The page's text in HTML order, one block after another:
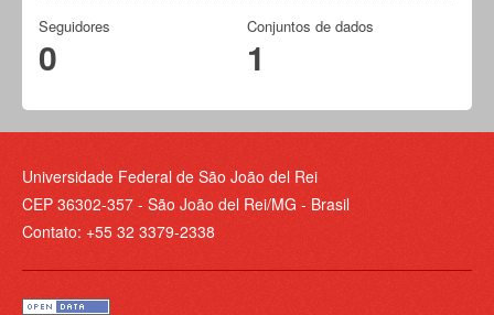
Seguidores
0
Conjuntos de dados
1
Universidade Federal de São João del Rei
CEP 36302-357 - São João del Rei/MG - Brasil
Contato: +55 32 3379-2338